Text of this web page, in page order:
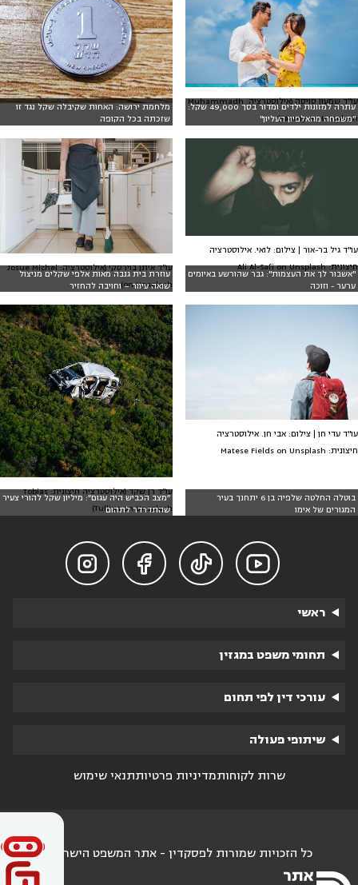
עתרה למזונות ילדים ומדור בסך 49,000 שקל:
"משפחה מהאלפיון העליון"
עו"ד שמעון סויסה (אילוסטרציה: Muhammadh
Saamy on Unsplash).
מלחמת ירושה: האחות שקיבלה שקל נגד זו
שזכתה בכל הקופה
"אשבור לך את העצמות": גבר שהורשע באיומים
ערער - וזוכה
עו"ד גיל בר-אור | צילום: לואי. אילוסטרציה
חיצונית: Ali Al-Safi on Unsplash
עוזרת בית גנבה מאות אלפי שקלים מניצול
שואה עיוור – וחויבה להחזיר
עו"ד איתן בוירסקי (אילוסטרציה: Josue Michel
on Unsplash).
בוטלה החלטה שלפיה בן 6 יתחנך בעיר
המגורים של אימו
עו"ד עדי חן | צילום: אבי חן. אילוסטרציה
חיצונית: Matese Fields on Unsplash
״מצב הכביש היה עגום״: מיליון שקל להורי צעיר
שהתדרדר לתהום
עו״ד רן שקד (אילוסטרציה חיצונית: Tobias
Tullius on Unsplash)




ראשי
תחומי משפט במגזין
עורכי דין לפי תחום
שיתופי פעולה
שרות לקוחותמדיניות פרטיותתנאי שימוש
כל הזכויות שמורות לפסקדין - אתר המשפט הישראלי